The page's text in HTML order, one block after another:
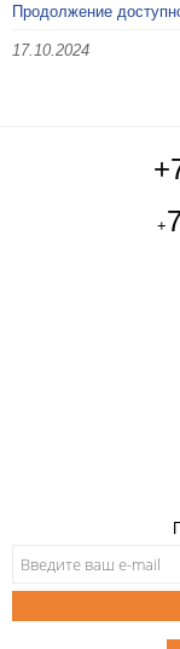
Продолжение
17.10.2024
+